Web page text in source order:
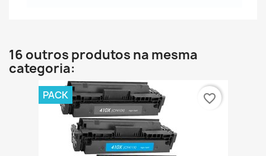
16 outros produtos na mesma
categoria:
PACK favorite_border